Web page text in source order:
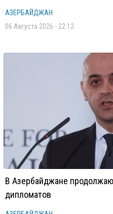
АЗЕРБАЙДЖАН
06 Августа 2026 - 22:12
В Азербайджане
дипломатов